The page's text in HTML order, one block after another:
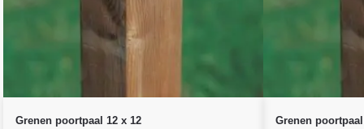
Grenen poortpaal 12 x 12 Grenen